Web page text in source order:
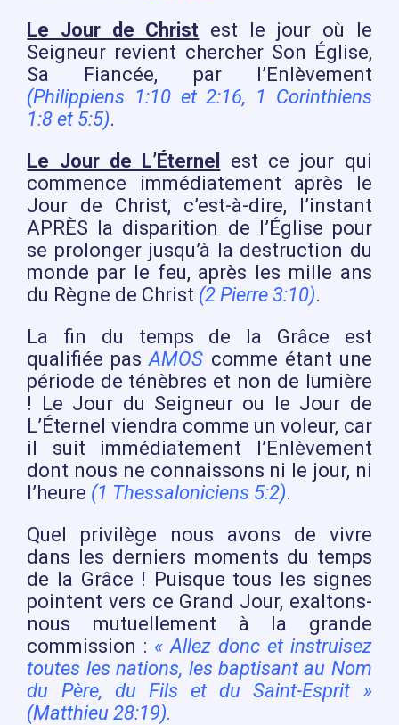
Le Jour de Christ est le jour où le
Seigneur revient chercher Son Église,
Sa Fiancée, par l’Enlèvement
(Philippiens 1:10 et 2:16, 1 Corinthiens
1:8 et 5:5).
Le Jour de L’Éternel
est ce jour qui
commence immédiatement après le
Jour de Christ, c’est-à-dire, l’instant
APRÈS la disparition de l’Église pour
se prolonger jusqu’à la destruction du
monde par le feu, après les mille ans
du Règne de Christ (2 Pierre 3:10).
La fin du temps de la Grâce est
qualifiée pasAMOS comme étant une
période de ténèbres et non de lumière
! Le Jour du Seigneur ou le Jour de
L’Éternel viendra comme un voleur, car
il suit immédiatement l’Enlèvement
dont nous ne connaissons ni le jour, ni
l’heure (1 Thessaloniciens 5:2).
Quel privilège nous avons de vivre
dans les derniers moments du temps
de la Grâce ! Puisque tous les signes
pointent vers ce Grand Jour, exaltons-
nous mutuellement à la grande
commission : « Allez donc et instruisez
toutes les nations, les baptisant au Nom
du Père, du Fils et du Saint-Esprit »
(Matthieu 28:19).